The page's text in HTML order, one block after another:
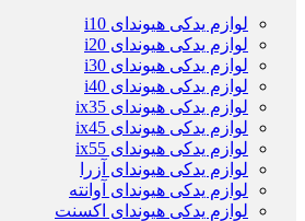
لوازم یدکی هیوندای i10
لوازم یدکی هیوندای i20
لوازم یدکی هیوندای i30
لوازم یدکی هیوندای i40
لوازم یدکی هیوندای ix35
لوازم یدکی هیوندای ix45
لوازم یدکی هیوندای ix55
لوازم یدکی هیوندای آزرا
لوازم یدکی هیوندای آوانته
لوازم یدکی هیوندای اکسنت